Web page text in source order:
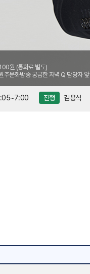
원 (통화료 별도)
문화방송 궁금한 저녁 Q 담당자 앞
진행 김용석